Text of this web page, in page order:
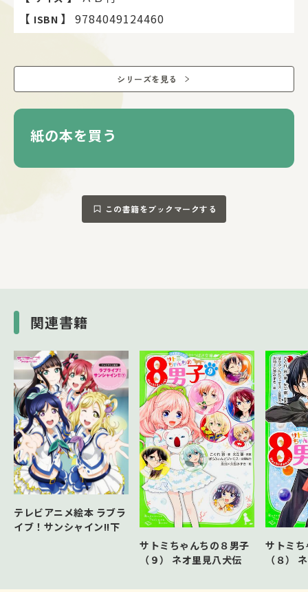
うままにお互いに認め合い、
そして「自分のなりたい自分」になっていく姿が描かれてい
そんな姿をみて、自分もかがやける！と信じてほしいという
“Aqoursからのメッセージ”がぎゅっとつまった絵本です。
【 ISBN 】 9784049124460
シリーズを見る
紙の本を買う
この書籍をブックマークする
関連書籍
テレビアニメ絵本 ラブラ
イブ！サンシャイン!!下
サトミちゃんちの８男子
（９） ネオ里見八犬伝
サトミ
（８）